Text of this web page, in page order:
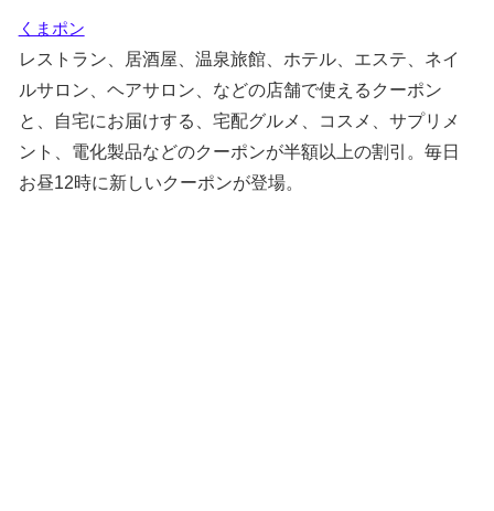
くまポン
レストラン、居酒屋、温泉旅館、ホテル、エステ、ネイ
ルサロン、ヘアサロン、などの店舗で使えるクーポン
と、自宅にお届けする、宅配グルメ、コスメ、サプリメ
ント、電化製品などのクーポンが半額以上の割引。毎日
お昼12時に新しいクーポンが登場。